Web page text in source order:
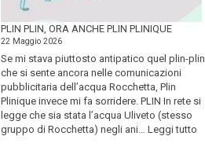
PLIN PLIN, ORA ANCHE PLIN PLINIQUE
22 Maggio 2026
Se mi stava piuttosto antipatico quel plin-plin
che si sente ancora nelle comunicazioni
pubblicitaria dell’acqua Rocchetta, Plin
Plinique invece mi fa sorridere. PLIN In rete si
legge che sia stata l’acqua Uliveto (stesso
gruppo di Rocchetta) negli ani… Leggi tutto